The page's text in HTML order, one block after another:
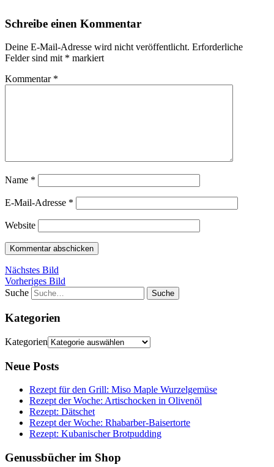
Schreibe einen Kommentar
Deine E-Mail-Adresse wird nicht veröffentlicht. Erforderliche
Felder sind mit * markiert
Kommentar *
Name *
E-Mail-Adresse *
Website
Nächstes Bild
Vorheriges Bild
Suche
Kategorien
Kategorien
Neue Posts
Rezept für den Grill: Miso Maple Wurzelgemüse
Rezept der Woche: Artischocken in Olivenöl
Rezept: Dätschet
Rezept der Woche: Rhabarber-Baisertorte
Rezept: Kubanischer Brotpudding
Genussbücher im Shop